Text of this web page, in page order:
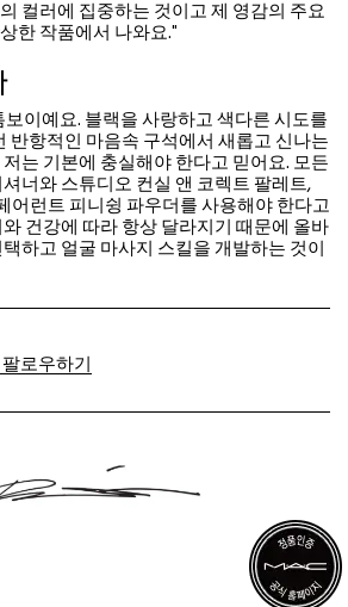
컬러에 집중하는 것이고 제 영감의 주요
한 작품에서 나와요."
이예요. 블랙을 사랑하고 색다른 시도를
반항적인 마음속 구석에서 새롭고 신나는
는 기본에 충실해야 한다고 믿어요. 모든
셔너와 스튜디오 컨실 앤 코렉트 팔레트,
어런트 피니슁 파우더를 사용해야 한다고
건강에 따라 항상 달라지기 때문에 올바
하고 얼굴 마사지 스킬을 개발하는 것이
로우하기